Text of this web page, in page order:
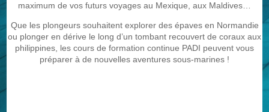
maximum de vos futurs voyages au Mexique, aux Maldives…
Que les plongeurs souhaitent explorer des épaves en Normandie
ou plonger en dérive le long d’un tombant recouvert de coraux aux
philippines, les cours de formation continue PADI peuvent vous
préparer à de nouvelles aventures sous-marines !